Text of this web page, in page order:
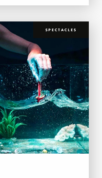
SPECTACLES